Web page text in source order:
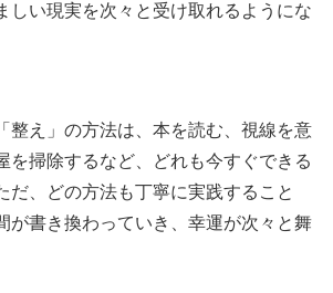
しい現実を次々と受け取れるようにな
整え」の方法は、本を読む、視線を意
を掃除するなど、どれも今すぐできる
だ、どの方法も丁寧に実践すること
が書き換わっていき、幸運が次々と舞